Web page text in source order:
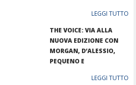
LEGGI TUTTO
THE VOICE: VIA ALLA
NUOVA EDIZIONE CON
MORGAN, D’ALESSIO,
PEQUENO E
LEGGI TUTTO